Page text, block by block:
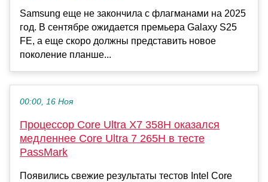
Samsung еще не закончила с флагманами на 2025
год. В сентябре ожидается премьера Galaxy S25
FE, а еще скоро должны представить новое
поколение планше...
00:00, 16 Ноя
Процессор Core Ultra X7 358H оказался
медленнее Core Ultra 7 265H в тесте
PassMark
Появились свежие результаты тестов Intel Core